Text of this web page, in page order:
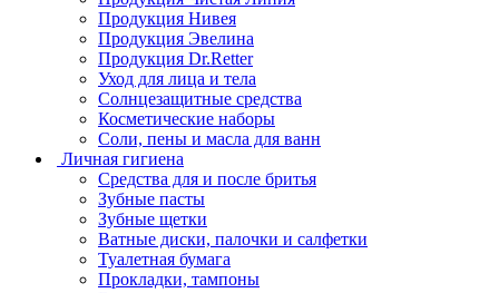
Продукция Нивея
Продукция Эвелина
Продукция Dr.Retter
Уход для лица и тела
Солнцезащитные средства
Косметические наборы
Соли, пены и масла для ванн
Личная гигиена
Средства для и после бритья
Зубные пасты
Зубные щетки
Ватные диски, палочки и салфетки
Туалетная бумага
Прокладки, тампоны